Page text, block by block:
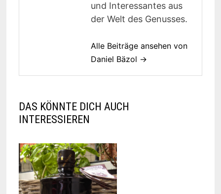
und Interessantes aus
der Welt des Genusses.
Alle Beiträge ansehen von
Daniel Bäzol →
DAS KÖNNTE DICH AUCH
INTERESSIEREN